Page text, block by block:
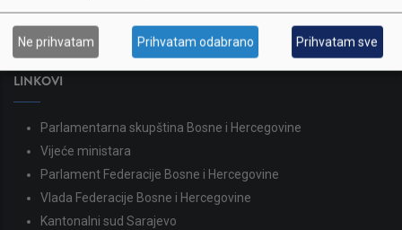
387 33 562-044
387 33 562-210
skupstina@skupstina.ks.gov.ba
LINKOVI
Parlamentarna skupština Bosne i Hercegovine
Vijeće ministara
Parlament Federacije Bosne i Hercegovine
Vlada Federacije Bosne i Hercegovine
Kantonalni sud Sarajevo
Ne prihvatam Prihvatam odabrano Prihvatam sve